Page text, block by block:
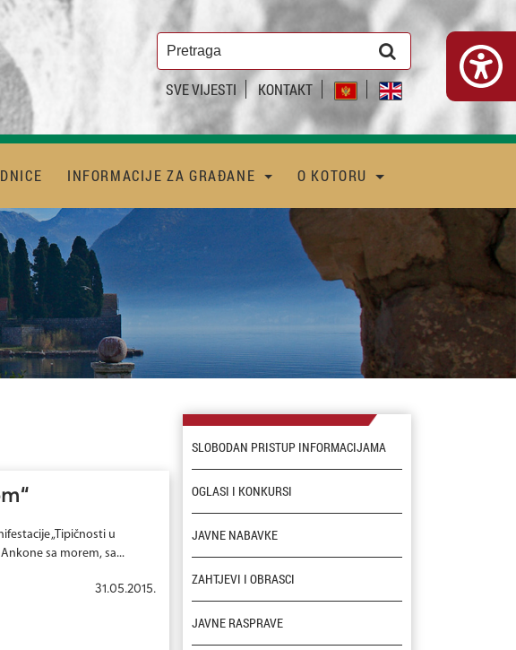
SVE VIJESTI KONTAKT
INFORMACIJE ZA GRAĐANE O KOTORU
„Tipičnosti u
sa morem, sa...
31.05.2015.
SLOBODAN PRISTUP INFORMACIJAMA
OGLASI I KONKURSI
JAVNE NABAVKE
ZAHTJEVI I OBRASCI
JAVNE RASPRAVE